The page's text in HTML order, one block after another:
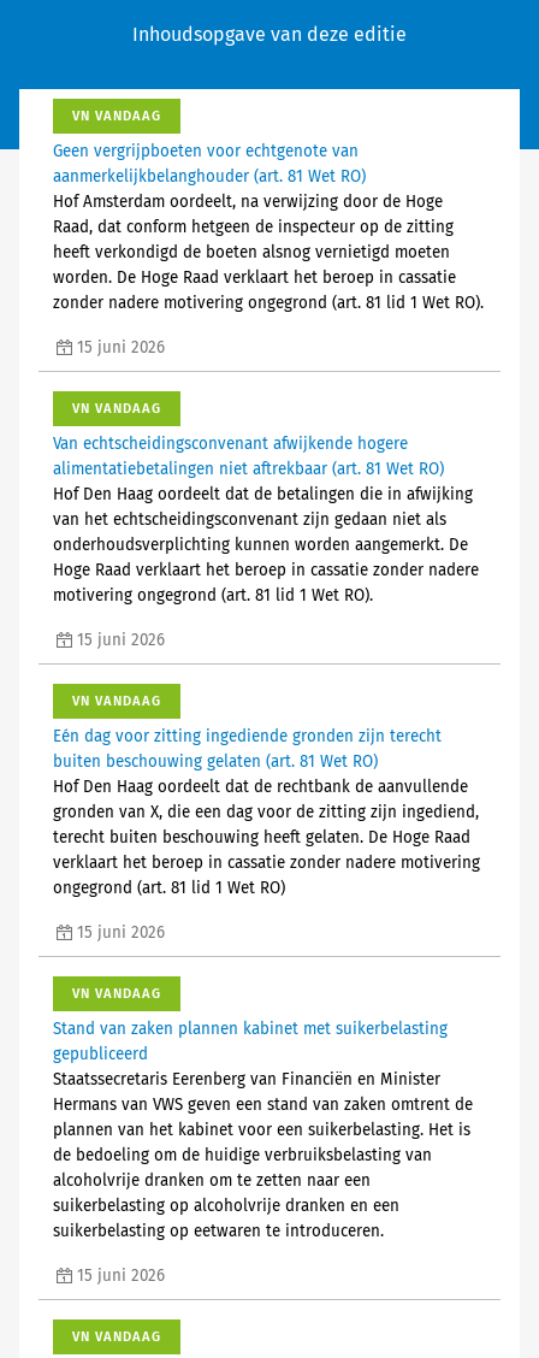
Inhoudsopgave van deze editie
VN VANDAAG
Geen vergrijpboeten voor echtgenote van
aanmerkelijkbelanghouder (art. 81 Wet RO)
Hof Amsterdam oordeelt, na verwijzing door de Hoge
Raad, dat conform hetgeen de inspecteur op de zitting
heeft verkondigd de boeten alsnog vernietigd moeten
worden. De Hoge Raad verklaart het beroep in cassatie
zonder nadere motivering ongegrond (art. 81 lid 1 Wet RO).
15 juni 2026
VN VANDAAG
Van echtscheidingsconvenant afwijkende hogere
alimentatiebetalingen niet aftrekbaar (art. 81 Wet RO)
Hof Den Haag oordeelt dat de betalingen die in afwijking
van het echtscheidingsconvenant zijn gedaan niet als
onderhoudsverplichting kunnen worden aangemerkt. De
Hoge Raad verklaart het beroep in cassatie zonder nadere
motivering ongegrond (art. 81 lid 1 Wet RO).
15 juni 2026
VN VANDAAG
Eén dag voor zitting ingediende gronden zijn terecht
buiten beschouwing gelaten (art. 81 Wet RO)
Hof Den Haag oordeelt dat de rechtbank de aanvullende
gronden van X, die een dag voor de zitting zijn ingediend,
terecht buiten beschouwing heeft gelaten. De Hoge Raad
verklaart het beroep in cassatie zonder nadere motivering
ongegrond (art. 81 lid 1 Wet RO)
15 juni 2026
VN VANDAAG
Stand van zaken plannen kabinet met suikerbelasting
gepubliceerd
Staatssecretaris Eerenberg van Financiën en Minister
Hermans van VWS geven een stand van zaken omtrent de
plannen van het kabinet voor een suikerbelasting. Het is
de bedoeling om de huidige verbruiksbelasting van
alcoholvrije dranken om te zetten naar een
suikerbelasting op alcoholvrije dranken en een
suikerbelasting op eetwaren te introduceren.
15 juni 2026
VN VANDAAG